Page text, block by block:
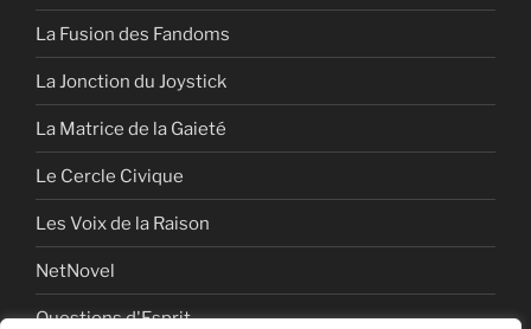
La Fusion des Fandoms
La Jonction du Joystick
La Matrice de la Gaieté
Le Cercle Civique
Les Voix de la Raison
NetNovel
Questions d'Esprit